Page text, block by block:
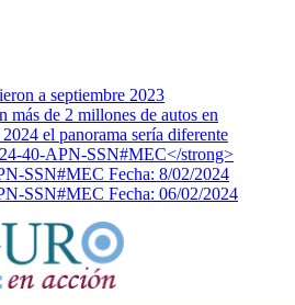
a septiembre 2023
más de 2 millones de autos en
el panorama sería diferente
40-APN-SSN#MEC</strong>
SSN#MEC Fecha: 8/02/2024
SSN#MEC Fecha: 06/02/2024